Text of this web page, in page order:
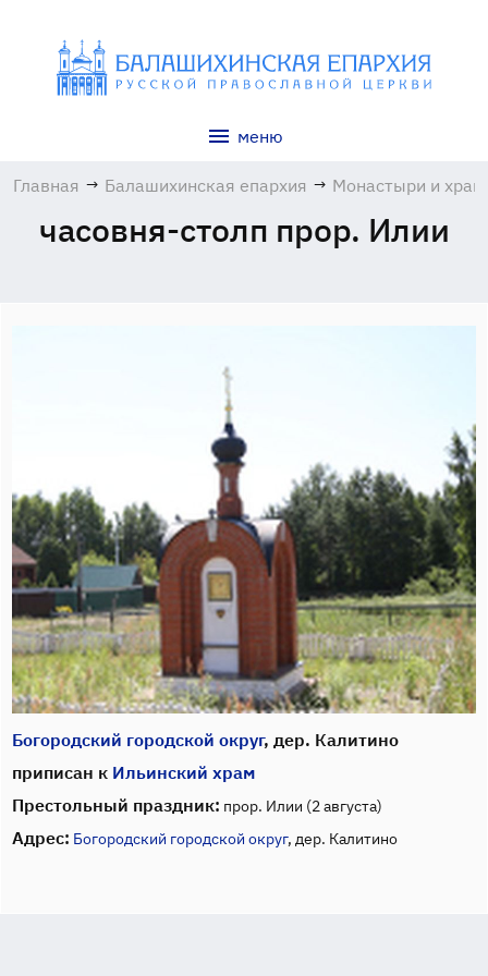
меню
Главная → Балашихинская епархия → Монастыри и
часовня-столп прор. Илии
Богородский городской округ, дер. Калитино
приписан к Ильинский храм
Престольный праздник: прор. Илии (2 августа)
Адрес: Богородский городской округ, дер. Калитино